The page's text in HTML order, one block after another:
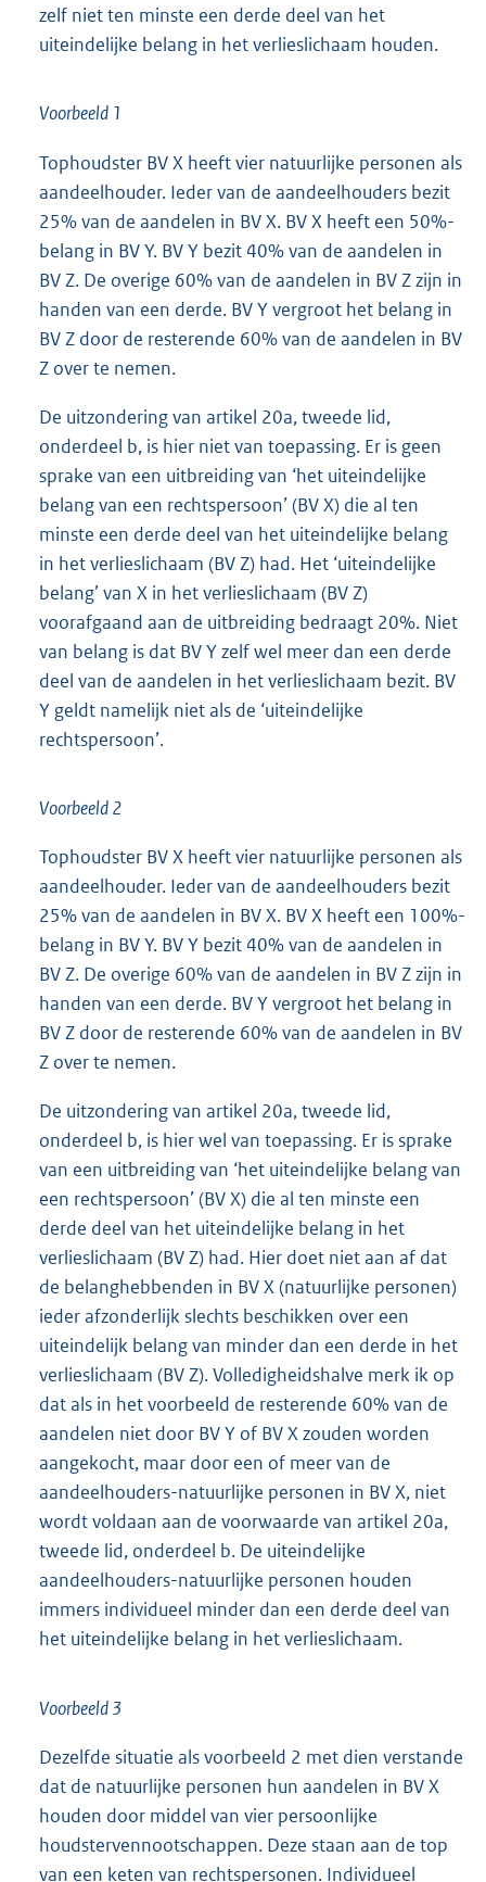
zelf niet ten minste een derde deel van het
uiteindelijke belang in het verlieslichaam houden.
Voorbeeld 1
Tophoudster BV X heeft vier natuurlijke personen als
aandeelhouder. Ieder van de aandeelhouders bezit
25% van de aandelen in BV X. BV X heeft een 50%-
belang in BV Y. BV Y bezit 40% van de aandelen in
BV Z. De overige 60% van de aandelen in BV Z zijn in
handen van een derde. BV Y vergroot het belang in
BV Z door de resterende 60% van de aandelen in BV
Z over te nemen.
De uitzondering van artikel 20a, tweede lid,
onderdeel b, is hier niet van toepassing. Er is geen
sprake van een uitbreiding van ‘het uiteindelijke
belang van een rechtspersoon’ (BV X) die al ten
minste een derde deel van het uiteindelijke belang
in het verlieslichaam (BV Z) had. Het ‘uiteindelijke
belang’ van X in het verlieslichaam (BV Z)
voorafgaand aan de uitbreiding bedraagt 20%. Niet
van belang is dat BV Y zelf wel meer dan een derde
deel van de aandelen in het verlieslichaam bezit. BV
Y geldt namelijk niet als de ‘uiteindelijke
rechtspersoon’.
Voorbeeld 2
Tophoudster BV X heeft vier natuurlijke personen als
aandeelhouder. Ieder van de aandeelhouders bezit
25% van de aandelen in BV X. BV X heeft een 100%-
belang in BV Y. BV Y bezit 40% van de aandelen in
BV Z. De overige 60% van de aandelen in BV Z zijn in
handen van een derde. BV Y vergroot het belang in
BV Z door de resterende 60% van de aandelen in BV
Z over te nemen.
De uitzondering van artikel 20a, tweede lid,
onderdeel b, is hier wel van toepassing. Er is sprake
van een uitbreiding van ‘het uiteindelijke belang van
een rechtspersoon’ (BV X) die al ten minste een
derde deel van het uiteindelijke belang in het
verlieslichaam (BV Z) had. Hier doet niet aan af dat
de belanghebbenden in BV X (natuurlijke personen)
ieder afzonderlijk slechts beschikken over een
uiteindelijk belang van minder dan een derde in het
verlieslichaam (BV Z). Volledigheidshalve merk ik op
dat als in het voorbeeld de resterende 60% van de
aandelen niet door BV Y of BV X zouden worden
aangekocht, maar door een of meer van de
aandeelhouders-natuurlijke personen in BV X, niet
wordt voldaan aan de voorwaarde van artikel 20a,
tweede lid, onderdeel b. De uiteindelijke
aandeelhouders-natuurlijke personen houden
immers individueel minder dan een derde deel van
het uiteindelijke belang in het verlieslichaam.
Voorbeeld 3
Dezelfde situatie als voorbeeld 2 met dien verstande
dat de natuurlijke personen hun aandelen in BV X
houden door middel van vier persoonlijke
houdstervennootschappen. Deze staan aan de top
van een keten van rechtspersonen. Individueel